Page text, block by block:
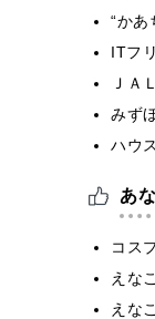
“か
ITフ
ＪＡ
みず
ハウ
あ
コス
えな
えな